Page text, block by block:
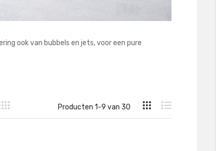
ook van bubbels en jets, voor een pure
Tonen
als
Foto-Lijst
Producten 1-9 van 30